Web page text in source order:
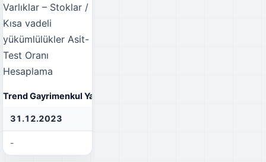
Varlıklar – Stoklar /
Kısa vadeli
yükümlülükler Asit-
Test Oranı
Hesaplama
Trend Gayrimenkul Yatırım Ortaklığı A.Ş. Asit-Test Oranı
31.12.2023
-